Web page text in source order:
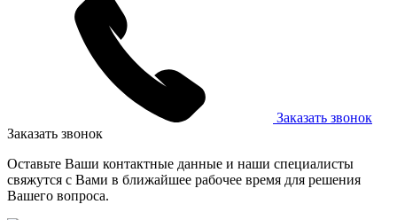
Заказать звонок
Заказать звонок
Оставьте Ваши контактные данные и наши специалисты
свяжутся с Вами в ближайшее рабочее время для решения
Вашего вопроса.